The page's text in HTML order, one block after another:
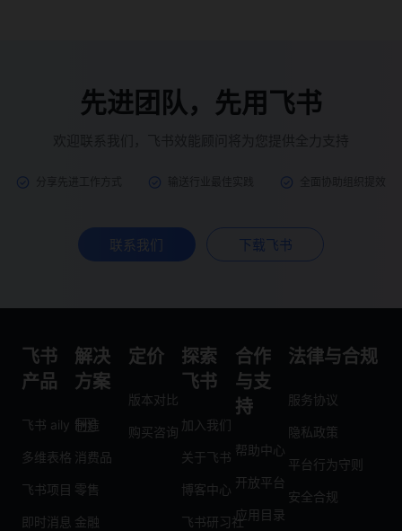
先进团队，先用飞书
联系我们 下载飞书
飞书
产品
飞书 aily
多维表格
飞书项目
即时消息
解决
方案
制造
消费品
零售
金融
定价
版本对比
购买咨询
探索
飞书
加入我们
关于飞书
博客中心
飞书研习社
合作
与支
持
帮助中心
开放平台
应用目录
法律与合规
服务协议
隐私政策
平台行为守则
安全合规